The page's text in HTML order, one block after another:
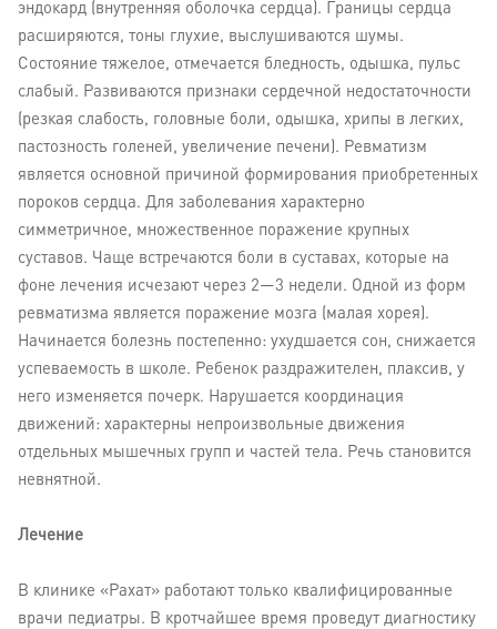
эндокард (внутренняя оболочка сердца). Границы сердца
расширяются, тоны глухие, выслушиваются шумы.
Состояние тяжелое, отмечается бледность, одышка, пульс
слабый. Развиваются признаки сердечной недостаточности
(резкая слабость, головные боли, одышка, хрипы в легких,
пастозность голеней, увеличение печени). Ревматизм
является основной причиной формирования приобретенных
пороков сердца. Для заболевания характерно
симметричное, множественное поражение крупных
суставов. Чаще встречаются боли в суставах, которые на
фоне лечения исчезают через 2—3 недели. Одной из форм
ревматизма является поражение мозга (малая хорея).
Начинается болезнь постепенно: ухудшается сон, снижается
успеваемость в школе. Ребенок раздражителен, плаксив, у
него изменяется почерк. Нарушается координация
движений: характерны непроизвольные движения
отдельных мышечных групп и частей тела. Речь становится
невнятной.
Лечение
В клинике «Рахат» работают только квалифицированные
врачи педиатры. В кротчайшее время проведут диагностику